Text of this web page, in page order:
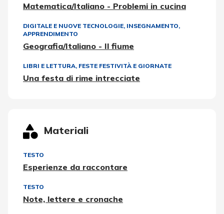
Matematica/Italiano - Problemi in cucina
DIGITALE E NUOVE TECNOLOGIE, INSEGNAMENTO,
APPRENDIMENTO
Geografia/Italiano - Il fiume
LIBRI E LETTURA, FESTE FESTIVITÀ E GIORNATE
Una festa di rime intrecciate
Materiali
TESTO
Esperienze da raccontare
TESTO
Note, lettere e cronache